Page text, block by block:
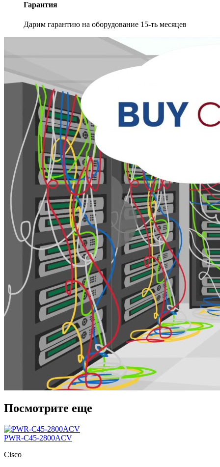
Гарантия
Дарим гарантию на оборудование 15-ть месяцев
Посмотрите еще
PWR-C45-2800ACV
Cisco